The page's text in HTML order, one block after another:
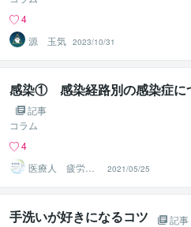
4
源 玉気 2023/10/31
感染① 感染経路別の感染症に
記事
コラム
4
医療人 疲労回
復×ダイエット×
習慣改善
2021/05/25
手洗いが好きになるコツ
記事